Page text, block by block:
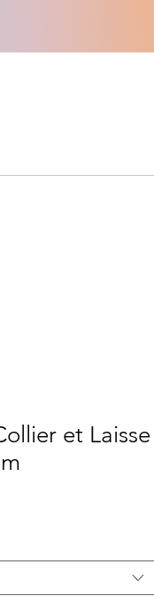
et Laisse